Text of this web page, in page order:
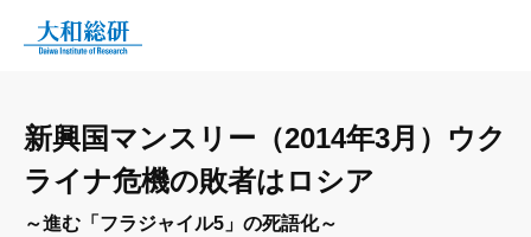
新興国マンスリー（2014年3月）ウク
ライナ危機の敗者はロシア
～進む「フラジャイル5」の死語化～